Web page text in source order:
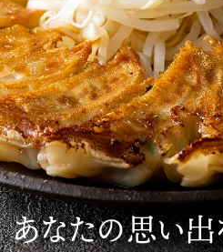
あなたの思い出